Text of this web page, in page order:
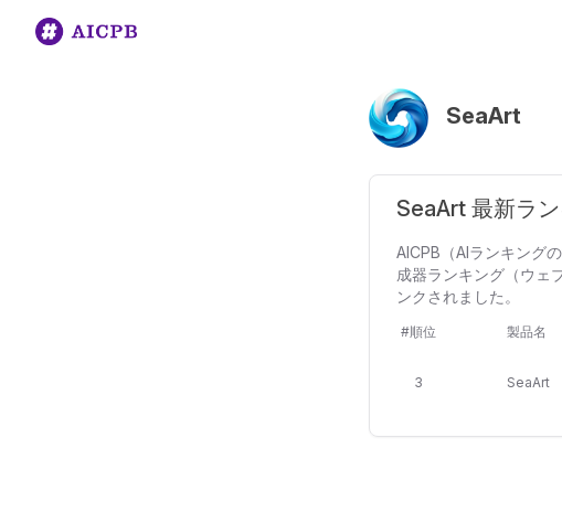
SeaArt
SeaArt 最新ラ
AICPB（AIランキング
成器ランキング（ウェ
ンクされました。
#順位 製品名
3 SeaArt